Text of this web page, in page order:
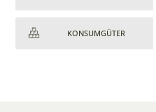
KONSUMGÜTER